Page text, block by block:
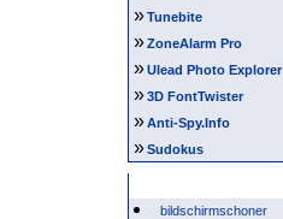
»Tunebite
»ZoneAlarm Pro
»Ulead Photo Explorer
»3D FontTwister
»Anti-Spy.Info
»Sudokus
bildschirmschoner